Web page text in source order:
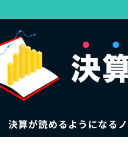
決算が読めるようになる